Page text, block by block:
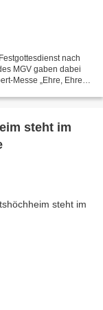
nach
MGV gaben dabei
Messe „Ehre, Ehre
steht im